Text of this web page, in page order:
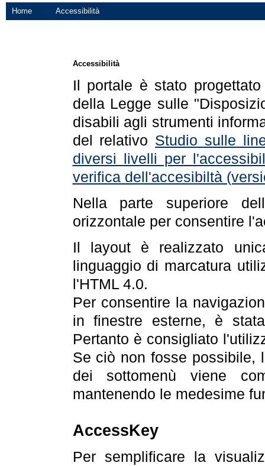
Home Accessibilità
Accessibilità
Il portale è stato
della Legge sulle
disabili agli strumenti
del relativo Studio sulle
diversi livelli per
verifica dell'accesibiltà
Nella parte superiore
orizzontale per consentire
Il layout è realizzato
linguaggio di marcatura
l'HTML 4.0.
Per consentire la
in finestre esterne, è
Pertanto è consigliato
Se ciò non fosse possibile,
dei sottomenù viene
mantenendo le medesime
AccessKey
Per semplificare la